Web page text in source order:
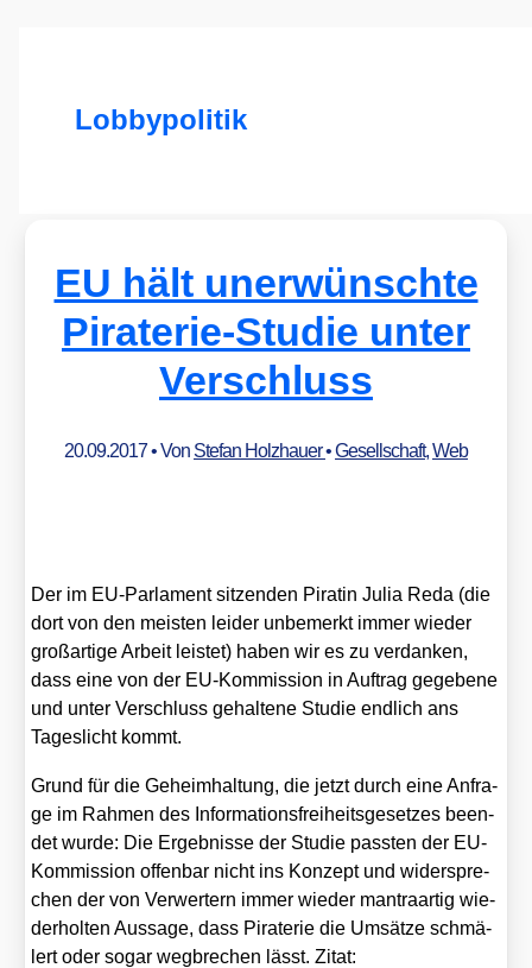
Lobbypolitik
EU hält unerwünschte
Piraterie-Studie unter
Verschluss
20.09.2017• Von Stefan Holzhauer•Gesellschaft,Web
Der im EU-Par­la­ment sit­zen­den Pira­tin Julia Reda (die
dort von den meis­ten lei­der unbe­merkt immer wie­der
groß­ar­ti­ge Arbeit leis­tet) haben wir es zu ver­dan­ken,
dass eine von der EU-Kom­mis­si­on in Auf­trag gege­be­ne
und unter Ver­schluss gehal­te­ne Stu­die end­lich ans
Tages­licht kommt.
Grund für die Geheim­hal­tung, die jetzt durch eine Anfra­
ge im Rah­men des Infor­ma­ti­ons­frei­heits­ge­set­zes been­
det wur­de: Die Ergeb­nis­se der Stu­die pass­ten der EU-
Kom­mis­si­on offen­bar nicht ins Kon­zept und wider­spre­
chen der von Ver­wer­tern immer wie­der man­tra­ar­tig wie­
der­hol­ten Aus­sa­ge, dass Pira­te­rie die Umsät­ze schmä­
lert oder sogar weg­bre­chen lässt. Zitat: